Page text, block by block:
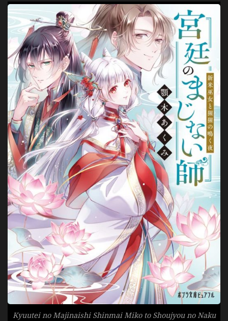
Kyuutei no Majinaishi Shinmai Miko to Shoujyou no Naku